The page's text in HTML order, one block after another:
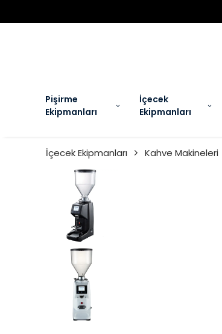
Pişirme
Ekipmanları
İçecek
Ekipmanları
İçecek Ekipmanları Kahve Makineleri